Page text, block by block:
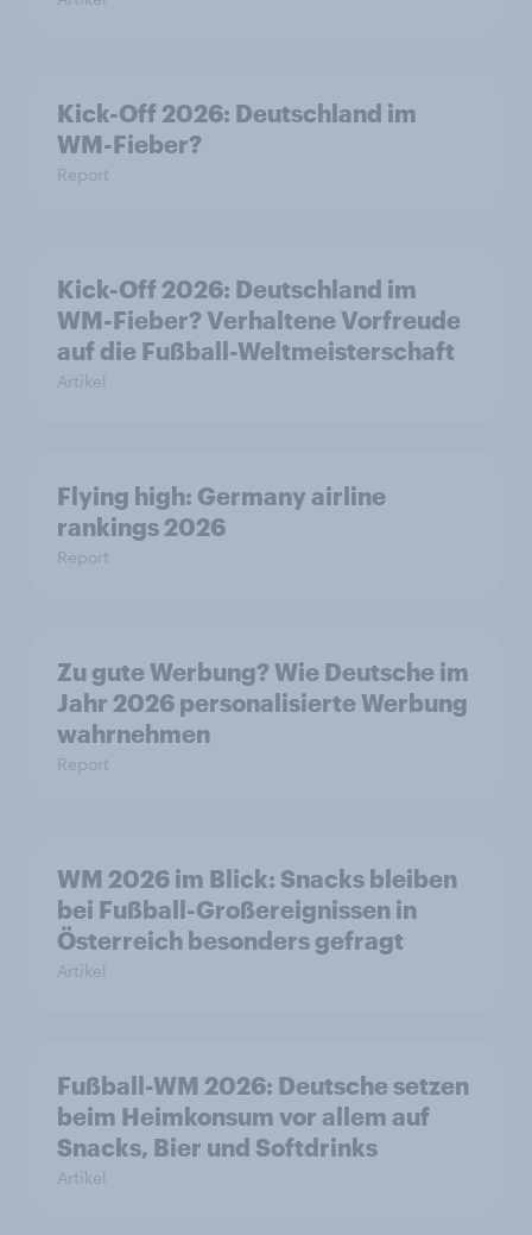
Kick-Off 2026: Deutschland im
WM-Fieber?
Report
Kick-Off 2026: Deutschland im
WM-Fieber? Verhaltene Vorfreude
auf die Fußball-Weltmeisterschaft
Artikel
Flying high: Germany airline
rankings 2026
Report
Zu gute Werbung? Wie Deutsche im
Jahr 2026 personalisierte Werbung
wahrnehmen
Report
WM 2026 im Blick: Snacks bleiben
bei Fußball-Großereignissen in
Österreich besonders gefragt
Artikel
Fußball-WM 2026: Deutsche setzen
beim Heimkonsum vor allem auf
Snacks, Bier und Softdrinks
Artikel